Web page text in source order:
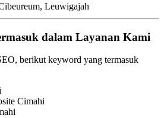
Leuwigajah
dalam Layanan Kami
berikut keyword yang termasuk
Cimahi